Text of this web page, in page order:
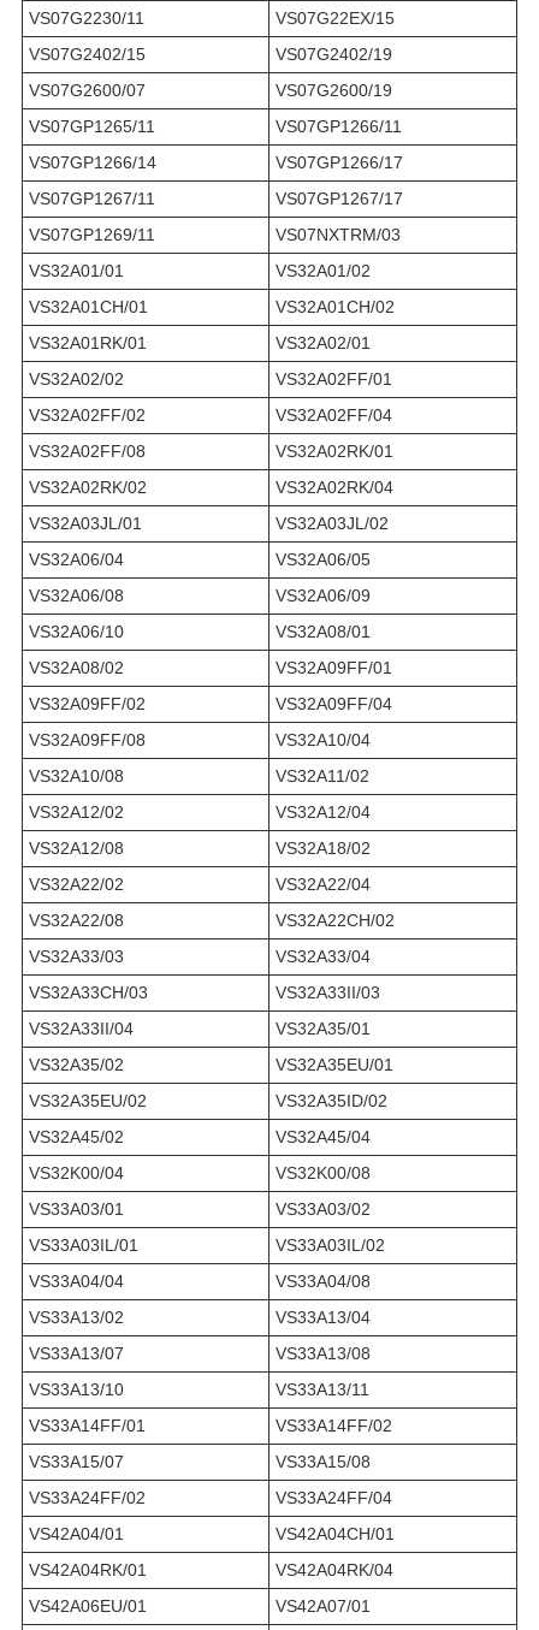
VS07G2230/11
VS07G22EX/15
VS07G2402/15
VS07G2402/19
VS07G2600/07
VS07G2600/19
VS07GP1265/11
VS07GP1266/11
VS07GP1266/14
VS07GP1266/17
VS07GP1267/11
VS07GP1267/17
VS07GP1269/11
VS07NXTRM/03
VS32A01/01
VS32A01/02
VS32A01CH/01
VS32A01CH/02
VS32A01RK/01
VS32A02/01
VS32A02/02
VS32A02FF/01
VS32A02FF/02
VS32A02FF/04
VS32A02FF/08
VS32A02RK/01
VS32A02RK/02
VS32A02RK/04
VS32A03JL/01
VS32A03JL/02
VS32A06/04
VS32A06/05
VS32A06/08
VS32A06/09
VS32A06/10
VS32A08/01
VS32A08/02
VS32A09FF/01
VS32A09FF/02
VS32A09FF/04
VS32A09FF/08
VS32A10/04
VS32A10/08
VS32A11/02
VS32A12/02
VS32A12/04
VS32A12/08
VS32A18/02
VS32A22/02
VS32A22/04
VS32A22/08
VS32A22CH/02
VS32A33/03
VS32A33/04
VS32A33CH/03
VS32A33II/03
VS32A33II/04
VS32A35/01
VS32A35/02
VS32A35EU/01
VS32A35EU/02
VS32A35ID/02
VS32A45/02
VS32A45/04
VS32K00/04
VS32K00/08
VS33A03/01
VS33A03/02
VS33A03IL/01
VS33A03IL/02
VS33A04/04
VS33A04/08
VS33A13/02
VS33A13/04
VS33A13/07
VS33A13/08
VS33A13/10
VS33A13/11
VS33A14FF/01
VS33A14FF/02
VS33A15/07
VS33A15/08
VS33A24FF/02
VS33A24FF/04
VS42A04/01
VS42A04CH/01
VS42A04RK/01
VS42A04RK/04
VS42A06EU/01
VS42A07/01